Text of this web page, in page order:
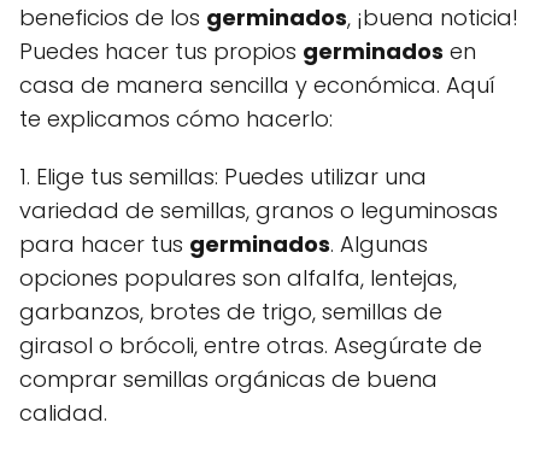
beneficios de los germinados, ¡buena noticia!
Puedes hacer tus propios germinados en
casa de manera sencilla y económica. Aquí
te explicamos cómo hacerlo:
1. Elige tus semillas: Puedes utilizar una
variedad de semillas, granos o leguminosas
para hacer tus germinados. Algunas
opciones populares son alfalfa, lentejas,
garbanzos, brotes de trigo, semillas de
girasol o brócoli, entre otras. Asegúrate de
comprar semillas orgánicas de buena
calidad.